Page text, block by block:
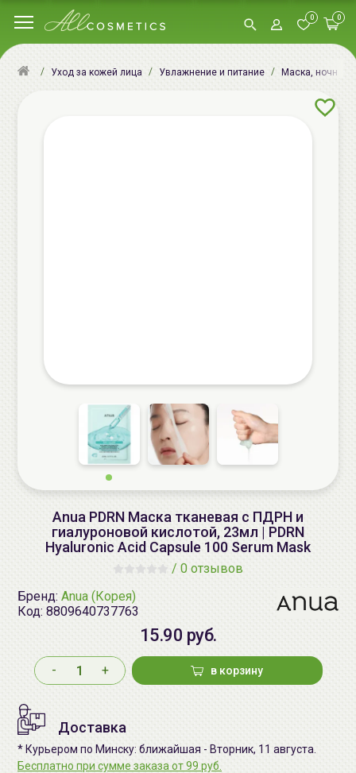
0 0
Уход за кожей лица Увлажнение и питание Маска, ночная
Anua PDRN Маска тканевая с ПДРН и
гиалуроновой кислотой, 23мл | PDRN
Hyaluronic Acid Capsule 100 Serum Mask
/ 0 отзывов
Бренд: Anua (Корея)
Код: 8809640737763
15.90 руб.
- + в корзину
Доставка
* Курьером по Минску: ближайшая - Вторник, 11 августа.
Бесплатно при сумме заказа от 99 руб.